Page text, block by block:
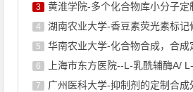
3 黄淮学院-多个化合物库小分子定
4 湖南农业大学-香豆素荧光素标记修饰小分
5 华南农业大学-化合物合成，合成定制
6 上海市东方医院--L-乳酰辅酶A/ L-Lactyl-
7 广州医科大学-抑制剂的定制合成